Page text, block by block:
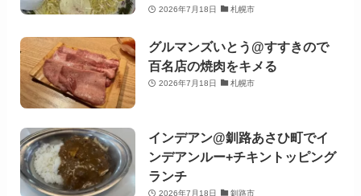
2026年7月18日 札幌市
グルマンズいとう@すすきので
百名店の焼肉をキメる
2026年7月18日 札幌市
インデアン@釧路あさひ町でイ
ンデアンルー+チキントッピング
ランチ
2026年7月18日 釧路市